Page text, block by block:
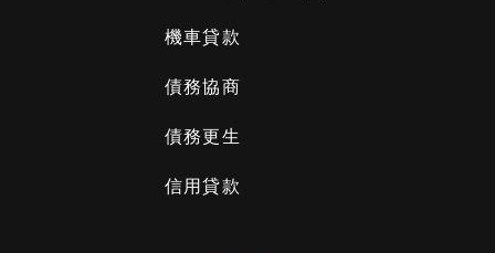
機車貸款
債務協商
債務更生
信用貸款